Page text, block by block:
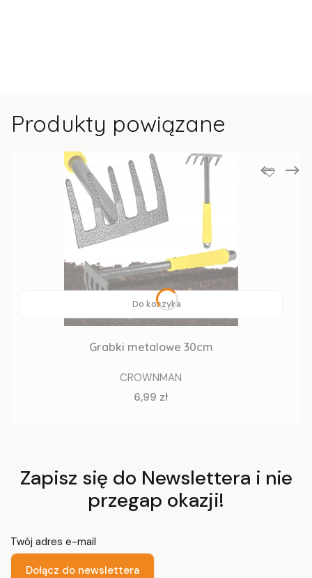
Produkty powiązane
Do koszyka
Grabki metalowe 30cm
CROWNMAN
Cena
6,99 zł
Zapisz się do Newslettera i nie
przegap okazji!
Twój adres e-mail
Dołącz do newslettera